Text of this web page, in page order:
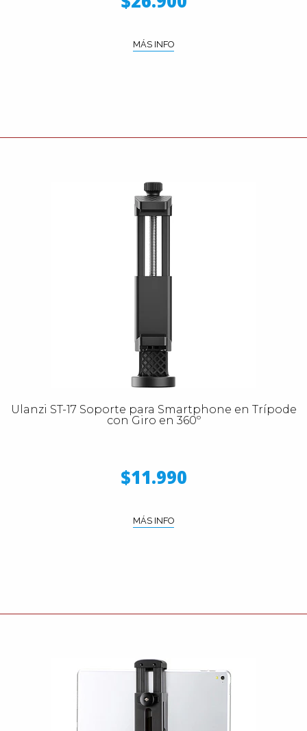
MÁS INFO
Ulanzi ST-17 Soporte para Smartphone en Trípode
con Giro en 360º
$11.990
MÁS INFO